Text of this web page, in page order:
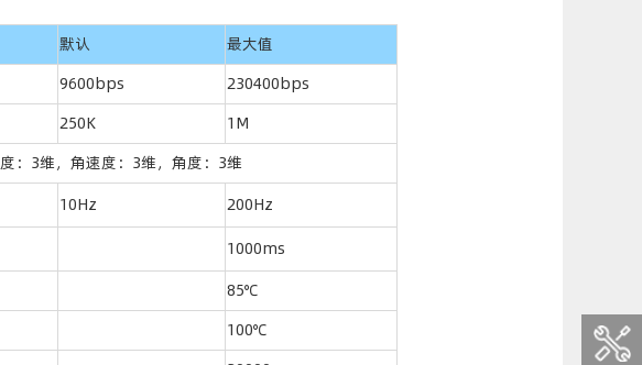
默认 最大值
9600bps
230400bps
250K
1M
：3维，角速度：3维，角度：3维
10Hz
200Hz
1000ms
85℃
100℃